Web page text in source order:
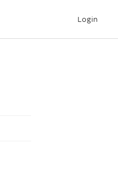
Login